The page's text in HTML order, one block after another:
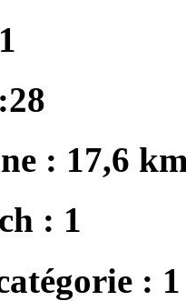
: 17,6
: 1
: 1